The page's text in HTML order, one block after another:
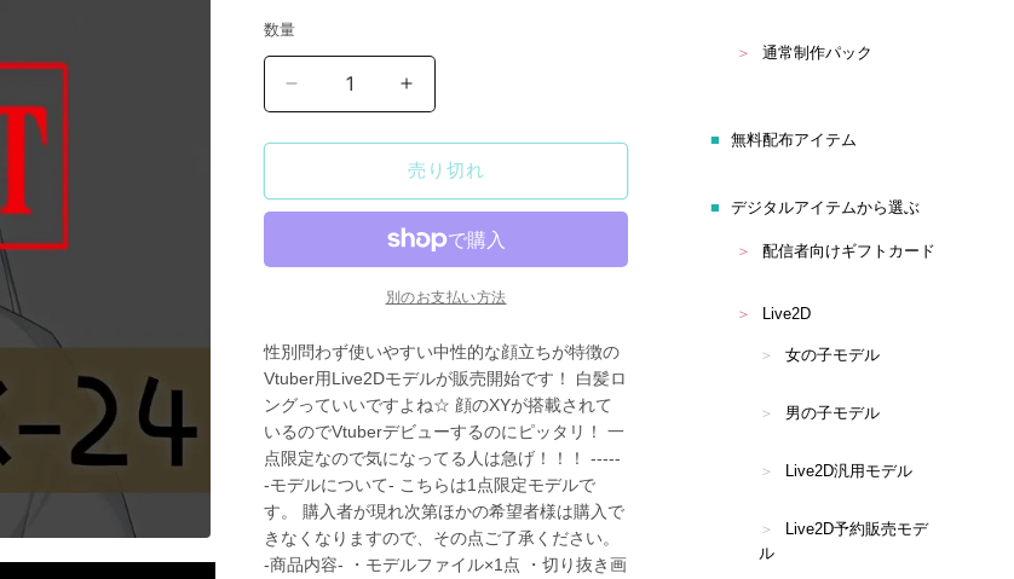
通常制作パック
無料配布アイテム
デジタルアイテムから選ぶ
配信者向けギフトカード
Live2D
女の子モデル
男の子モデル
Live2D汎用モデル
Live2D予約販売モデ
ル
価
数量
【Live2D
デ
FK-
数
量
を
減
ら
す
【Live2D
モ
デ
ル】
FK-
24
数
量
を
増
や
す
売り切れ
別のお支払い方法
性別問わず使いやすい中性的な顔立ちが特徴の
Vtuber用Live2Dモデルが販売開始です！ 白髪ロ
ングっていいですよね☆ 顔のXYが搭載されて
いるのでVtuberデビューするのにピッタリ！ 一
点限定なので気になってる人は急げ！！！ -----
-モデルについて- こちらは1点限定モデルで
す。 購入者が現れ次第ほかの希望者様は購入で
きなくなりますので、その点ご了承ください。
-商品内容- ・モデルファイル×1点 ・切り抜き画